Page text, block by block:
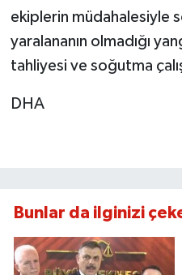
ekiplerin müdahalesiyle
yaralananın olmadığı
tahliyesi ve soğutma
DHA
Bunlar da ilginizi